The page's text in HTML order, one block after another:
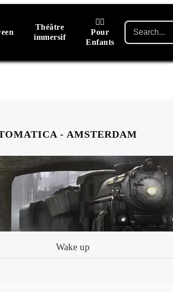
Théâtre
immersif
🙋‍♂️
Pour
Enfants
- AMSTERDAM
Wake up